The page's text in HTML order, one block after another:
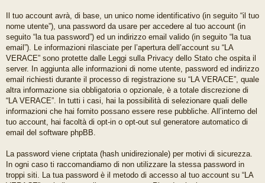
Il tuo account avrà, di base, un unico nome identificativo (in seguito “il tuo
nome utente”), una password da usare per accedere al tuo account (in
seguito “la tua password”) ed un indirizzo email valido (in seguito “la tua
email”). Le informazioni rilasciate per l’apertura dell’account su “LA
VERACE” sono protette dalle Leggi sulla Privacy dello Stato che ospita il
server. In aggiunta alle informazioni di nome utente, password ed indirizzo
email richiesti durante il processo di registrazione su “LA VERACE”, quale
altra informazione sia obbligatoria o opzionale, è a totale discrezione di
“LA VERACE”. In tutti i casi, hai la possibilità di selezionare quali delle
informazioni che hai fornito possano essere rese pubbliche. All’interno del
tuo account, hai facoltà di opt-in o opt-out sul generatore automatico di
email del software phpBB.
La password viene criptata (hash unidirezionale) per motivi di sicurezza.
In ogni caso ti raccomandiamo di non utilizzare la stessa password in
troppi siti. La tua password è il metodo di accesso al tuo account su “LA